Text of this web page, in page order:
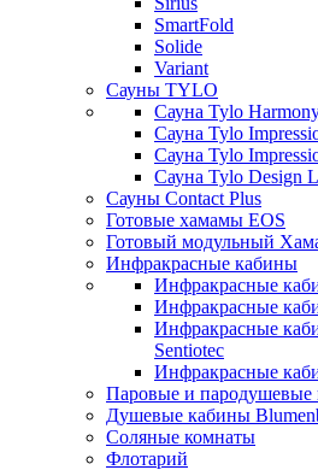
SmartFold
Solide
Variant
Сауны TYLO
Сауна Tylo
Сауна Tylo
Сауна Tylo
Сауна Tylo Design
Сауны Contact Plus
Готовые хамамы EOS
Готовый модульный
Инфракрасные кабины
Инфракрасные
Инфракрасные
Инфракрасные
Sentiotec
Инфракрасные
Паровые и
Душевые кабины
Соляные комнаты
Флотарий